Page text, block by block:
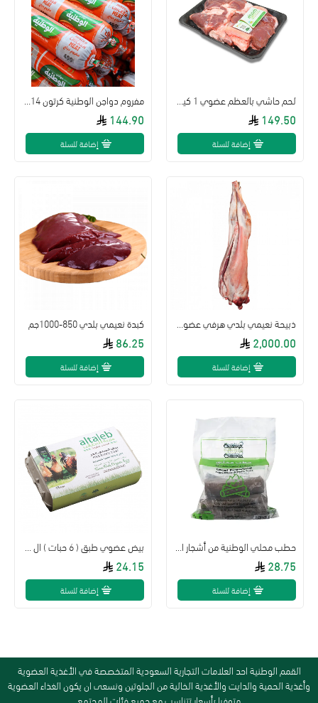
149.50
إضافة للسلة
144.90
إضافة للسلة
2,000.00
إضافة للسلة
كبدة نعيمي بلدي 850-1000جم
86.25
إضافة للسلة
28.75
إضافة للسلة
24.15
إضافة للسلة
القمم الوطنية احد العلامات التجارية السعودية المتخصصة في الأغذية العضوية
وأغذية الحمية والدايت والأغذية الخالية من الجلوتين ونسعى ان يكون الغذاء العضوية
متوفرا بأسعار تتناسب مع جميع فئات المجتمع